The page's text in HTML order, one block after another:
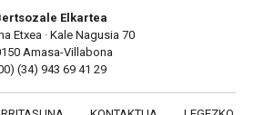
Elkartea
Etxea · Kale Nagusia 70
Amasa-Villabona
(34) 943 69 41 29